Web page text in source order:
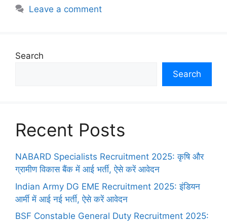
Leave a comment
Search
Search
Recent Posts
NABARD Specialists Recruitment 2025: कृषि और
ग्रामीण विकास बैंक में आई भर्ती, ऐसे करें आवेदन
Indian Army DG EME Recruitment 2025: इंडियन
आर्मी में आई नई भर्ती, ऐसे करें आवेदन
BSF Constable General Duty Recruitment 2025: